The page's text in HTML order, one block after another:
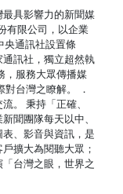
具影響力的新聞媒
有限公司，以企業
央通訊社設置條
訊社，獨立超然執
，服務大眾傳播媒
台灣之瞭解。 ．
。 秉持「正確、
聞團隊每天以中、
、影音與資訊，是
擴大為閱聽大眾；
台灣之眼，世界之